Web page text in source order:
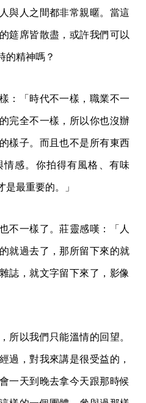
與人之間都非常親暱。當這
筵席皆散盡，或許我們可以
的精神嗎？
：「時代不一樣，職業不一
完全不一樣，所以你也沒辦
樣子。而且也不是所有東西
感。你拍得有風格、有味
最重要的。」
不一樣了。莊靈感嘆：「人
就過去了，那所留下來的就
誌，就文字留下來了，影像
所以我們只能溫情的回望。
過，對我來講是很受益的，
一天到晚去拿今天跟那時候